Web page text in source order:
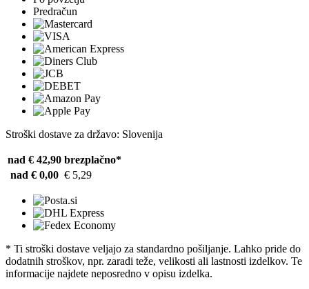
Predračun
Stroški dostave za državo: Slovenija
nad € 42,90 brezplačno*
nad € 0,00 € 5,29
* Ti stroški dostave veljajo za standardno pošiljanje. Lahko pride do
dodatnih stroškov, npr. zaradi teže, velikosti ali lastnosti izdelkov. Te
informacije najdete neposredno v opisu izdelka.